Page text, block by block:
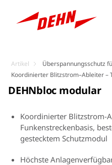
Artikel
Überspannungsschutz
Koordinierter Blitzstrom–Ableiter –
DEHNbloc modular
Koordinierter Blitzstrom-
Funkenstreckenbasis,
gestecktem Schutzmodul
Höchste